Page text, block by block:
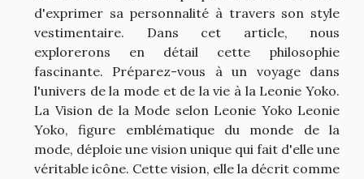
d'exprimer sa personnalité à travers son style
vestimentaire. Dans cet article, nous
explorerons en détail cette philosophie
fascinante. Préparez-vous à un voyage dans
l'univers de la mode et de la vie à la Leonie Yoko.
La Vision de la Mode selon Leonie Yoko Leonie
Yoko, figure emblématique du monde de la
mode, déploie une vision unique qui fait d'elle une
véritable icône. Cette vision, elle la décrit comme